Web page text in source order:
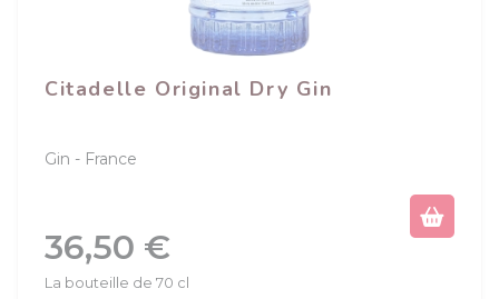
Citadelle Original Dry Gin
Gin France
Prix
36,50 €
La bouteille de 70 cl